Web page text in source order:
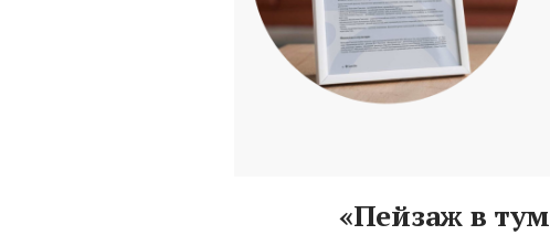
«Пейзаж в